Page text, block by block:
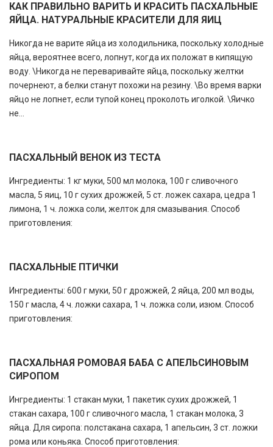
КАК ПРАВИЛЬНО ВАРИТЬ И КРАСИТЬ ПАСХАЛЬНЫЕ
ЯЙЦА. НАТУРАЛЬНЫЕ КРАСИТЕЛИ ДЛЯ ЯИЦ
Никогда не варите яйца из холодильника, поскольку холодные
яйца, вероятнее всего, лопнут, когда их положат в кипящую
воду. \Никогда не переваривайте яйца, поскольку желтки
почернеют, а белки станут похожи на резину. \Во время варки
яйцо не лопнет, если тупой конец проколоть иголкой. \Яичко
не...
ПАСХАЛЬНЫЙ ВЕНОК ИЗ ТЕСТА
Ингредиенты: 1 кг муки, 500 мл молока, 100 г сливочного
масла, 5 яиц, 10 г сухих дрожжей, 5 ст. ложек сахара, цедра 1
лимона, 1 ч. ложка соли, желток для смазывания. Способ
приготовления:
ПАСХАЛЬНЫЕ ПТИЧКИ
Ингредиенты: 600 г муки, 50 г дрожжей, 2 яйца, 200 мл воды,
150 г масла, 4 ч. ложки сахара, 1 ч. ложка соли, изюм. Способ
приготовления:
ПАСХАЛЬНАЯ РОМОВАЯ БАБА С АПЕЛЬСИНОВЫМ
СИРОПОМ
Ингредиенты: 1 стакан муки, 1 пакетик сухих дрожжей, 1
стакан сахара, 100 г сливочного масла, 1 стакан молока, 3
яйца. Для сиропа: полстакана сахара, 1 апельсин, 3 ст. ложки
рома или коньяка. Способ приготовления: